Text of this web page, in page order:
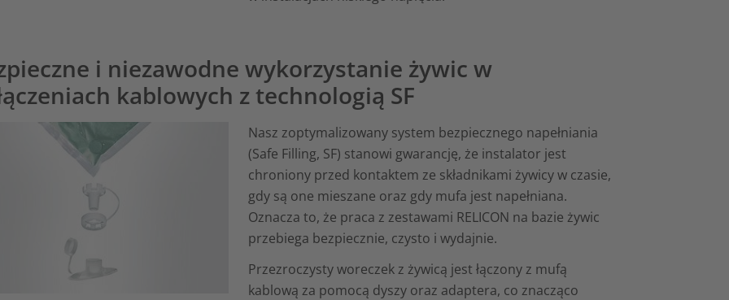
i niezawodne wykorzystanie żywic w
kablowych z technologią SF
Nasz zoptymalizowany system bezpiecznego napełniania
(Safe Filling, SF) stanowi gwarancję, że instalator jest
chroniony przed kontaktem ze składnikami żywicy w czasie,
gdy są one mieszane oraz gdy mufa jest napełniana.
Oznacza to, że praca z zestawami RELICON na bazie żywic
przebiega bezpiecznie, czysto i wydajnie.
Przezroczysty woreczek z żywicą jest łączony z mufą
kablową za pomocą dyszy oraz adaptera, co znacząco